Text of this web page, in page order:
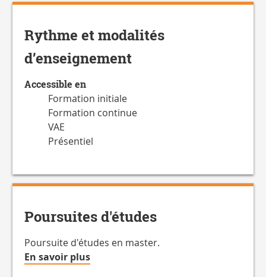
Rythme et modalités
d’enseignement
Accessible en
Formation initiale
Formation continue
VAE
Présentiel
Poursuites d'études
Poursuite d'études en master.
En savoir plusà